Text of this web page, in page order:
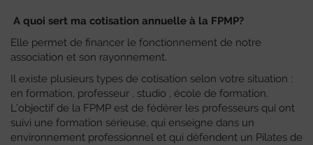
A quoi sert ma cotisation annuelle à la FPMP?
Elle permet de financer le fonctionnement de notre
association et son rayonnement.
Il existe plusieurs types de cotisation selon votre situation :
en formation, professeur , studio , école de formation.
L’objectif de la FPMP est de fédérer les professeurs qui ont
suivi une formation sérieuse, qui enseigne dans un
environnement professionnel et qui défendent un Pilates de